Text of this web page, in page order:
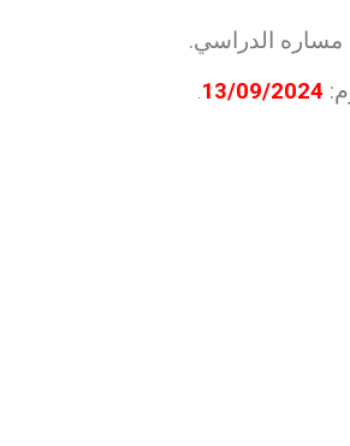
مساره الدراسي.
13/09/2024
.